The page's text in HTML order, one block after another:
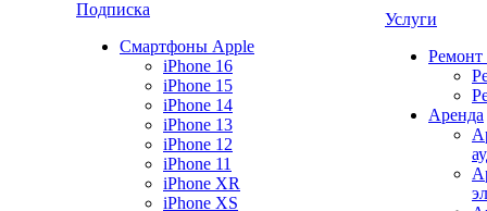
Подписка
Смартфоны Apple
iPhone 16
iPhone 15
iPhone 14
iPhone 13
iPhone 12
iPhone 11
iPhone XR
iPhone XS
Услуги
Ремонт
Аренда